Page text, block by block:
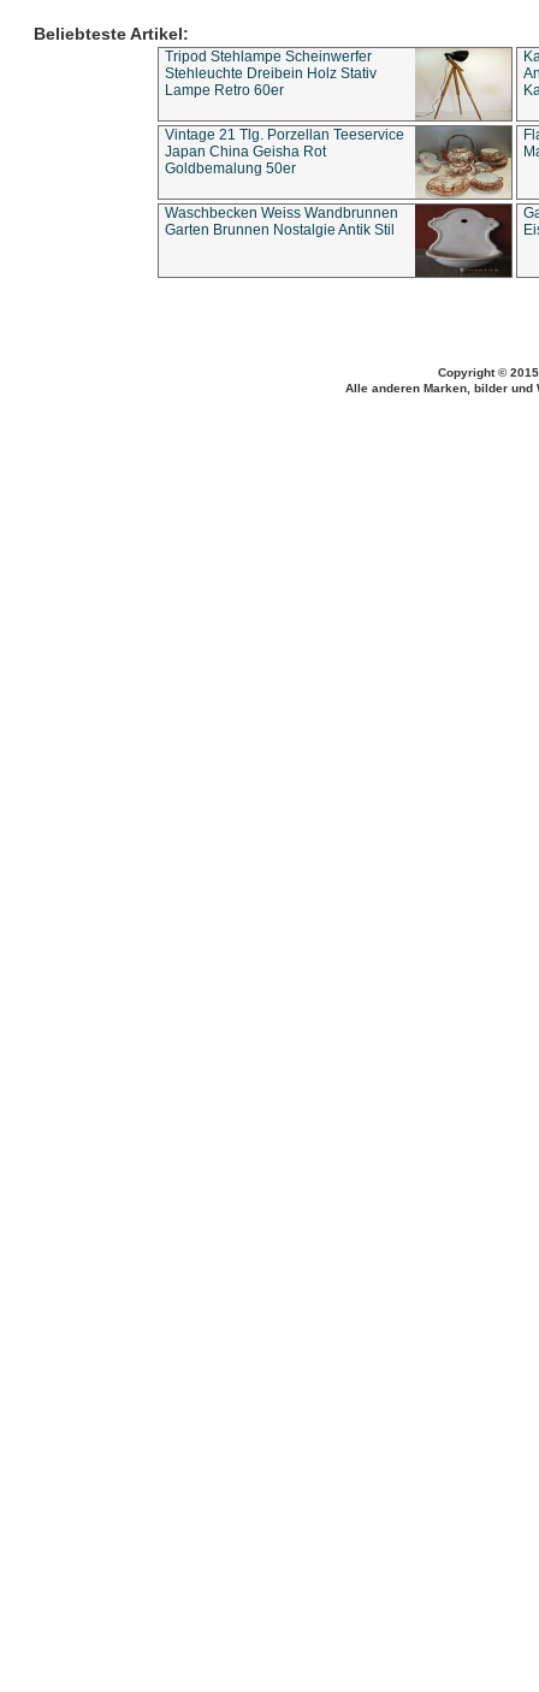
Beliebteste Artikel:
Tripod Stehlampe Scheinwerfer
Stehleuchte Dreibein Holz Stativ
Lampe Retro 60er
Vintage 21 Tlg. Porzellan Teeservice
Japan China Geisha Rot
Goldbemalung 50er
Waschbecken Weiss Wandbrunnen
Garten Brunnen Nostalgie Antik Stil
Copyright ©
Alle anderen Marken, bilder und